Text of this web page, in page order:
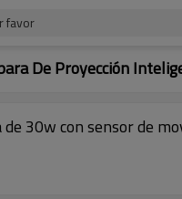
favor
De Proyección
30w con sensor de